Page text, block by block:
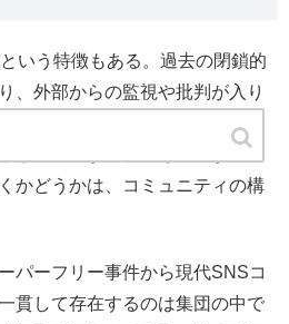
いう特徴もある。過去の閉鎖的
、外部からの監視や批判が入り
ため、問題が表面化するスピー
して機能する側面も存在する。
かどうかは、コミュニティの構
パーフリー事件から現代SNSコ
貫して存在するのは集団の中で